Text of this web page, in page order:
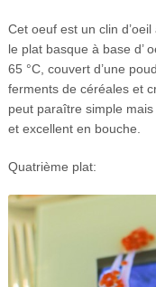
Cet oeuf est un clin
le plat basque à base d’
65 °C, couvert d’une
ferments de céréales et
peut paraître simple
et excellent en bouche.
Quatrième plat: